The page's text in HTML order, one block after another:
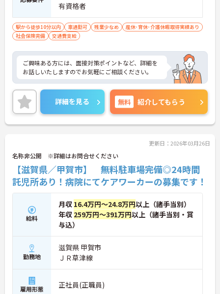
有資格者
駅から徒歩10分以内 車通勤可 残業少なめ
産休･育休･介護休暇取得実績あり
社会保険完備
交通費支給
ご興味ある方には、面接対策ポイントなど、詳細を
お話しいたしますのでお気軽にご相談ください。
詳細を見る 無料 紹介してもらう
更新日：2026年03月26日
名称非公開 ※詳細はお問合せください
【滋賀県／甲賀市】 無料駐車場完備◎24時間
託児所あり！病院にてケアワーカーの募集です！
給料
月収 16.4万円～24.8万円以上（諸手当別）
年収 259万円～391万円以上（諸手当別・賞
与込）
勤務地
滋賀県 甲賀市
ＪＲ草津線
雇用形態 正社員(正職員)